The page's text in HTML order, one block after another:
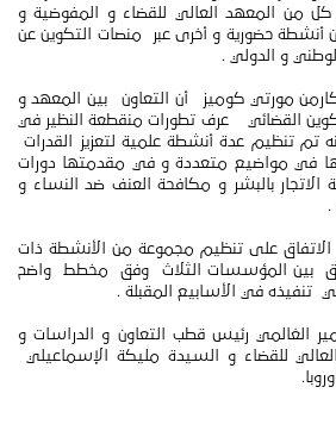
من المعهد العالي للقضاء و المفوضية و
أنشطة حضورية و أخرى عبر منصات التكوين عن
و الدولي .
مورتي كوميز أن التعاون بين المعهد و
القضائي عرف تطورات منقطعة النظير في
تم تنظيم عدة أنشطة علمية لتعزيز القدرات
في مواضيع متعددة و في مقدمتها دورات
بالبشر و مكافحة العنف ضد النساء و
.
على تنظيم مجموعة من الأنشطة ذات
بين المؤسسات الثلاث وفق مخطط واضح
تنفيذه في الأسابيع المقبلة .
الغالمي رئيس قطب التعاون و الدراسات و
العالي للقضاء و السيدة مليكة الإسماعيلي
أوروبا.